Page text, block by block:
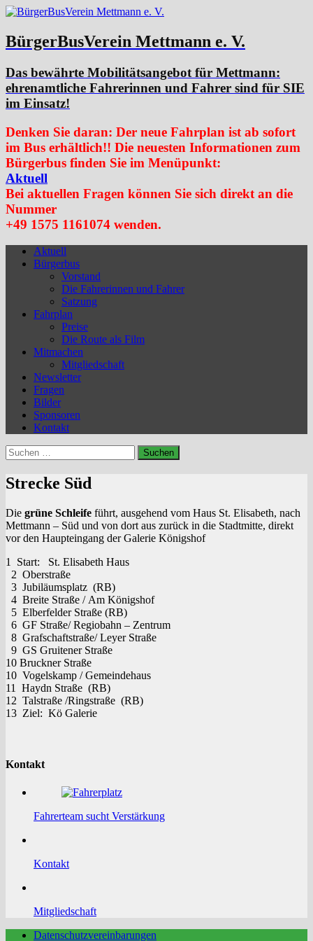
BürgerBusVerein Mettmann e. V.
Das bewährte Mobilitätsangebot für Mettmann:
ehrenamtliche Fahrerinnen und Fahrer sind für SIE
im Einsatz!
Denken Sie daran: Der neue Fahrplan ist ab sofort
im Bus erhältlich!! Die neuesten Informationen zum
Bürgerbus finden Sie im Menüpunkt:
Aktuell
Bei aktuellen Fragen können Sie sich direkt an die
Nummer
+49 1575 1161074 wenden.
Aktuell
Bürgerbus
Vorstand
Die Fahrerinnen und Fahrer
Satzung
Fahrplan
Preise
Die Route als Film
Mitmachen
Mitgliedschaft
Newsletter
Fragen
Bilder
Sponsoren
Kontakt
Suchen
nach:
Strecke Süd
Die grüne Schleife führt, ausgehend vom Haus St. Elisabeth, nach
Mettmann – Süd und von dort aus zurück in die Stadtmitte, direkt
vor den Haupteingang der Galerie Königshof
1 Start: St. Elisabeth Haus
2 Oberstraße
3 Jubiläumsplatz (RB)
4 Breite Straße / Am Königshof
5 Elberfelder Straße (RB)
6 GF Straße/ Regiobahn – Zentrum
8 Grafschaftstraße/ Leyer Straße
9 GS Gruitener Straße
10 Bruckner Straße
10 Vogelskamp / Gemeindehaus
11 Haydn Straße (RB)
12 Talstraße /Ringstraße (RB)
13 Ziel: Kö Galerie
Kontakt
Fahrerteam sucht Verstärkung
Kontakt
Mitgliedschaft
Datenschutzvereinbarungen